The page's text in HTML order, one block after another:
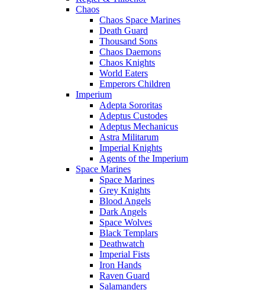
Chaos
Chaos Space Marines
Death Guard
Thousand Sons
Chaos Daemons
Chaos Knights
World Eaters
Emperors Children
Imperium
Adepta Sororitas
Adeptus Custodes
Adeptus Mechanicus
Astra Militarum
Imperial Knights
Agents of the Imperium
Space Marines
Space Marines
Grey Knights
Blood Angels
Dark Angels
Space Wolves
Black Templars
Deathwatch
Imperial Fists
Iron Hands
Raven Guard
Salamanders